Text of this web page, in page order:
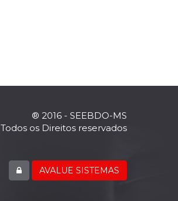
® 2016 - SEEBDO-MS
Todos os Direitos reservados
AVALUE SISTEMAS